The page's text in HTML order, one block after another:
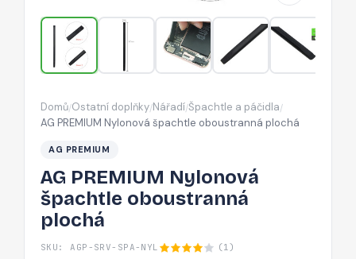
Domů/Ostatní doplňky/Nářadí/Špachtle a páčidla/
AG PREMIUM Nylonová špachtle oboustranná plochá
AG PREMIUM
AG PREMIUM Nylonová
špachtle oboustranná
plochá
SKU: AGP-SRV-SPA-NYL (1)